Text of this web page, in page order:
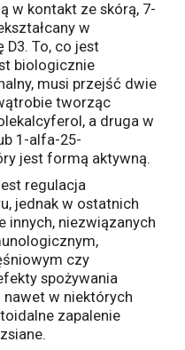
w kontakt ze skórą, 7-
w
To, co jest
biologicznie
musi przejść dwie
tworząc
a druga w
1-alfa-25-
jest formą aktywną.
regulacja
jednak w ostatnich
innych, niezwiązanych
czy
spożywania
w niektórych
zapalenie